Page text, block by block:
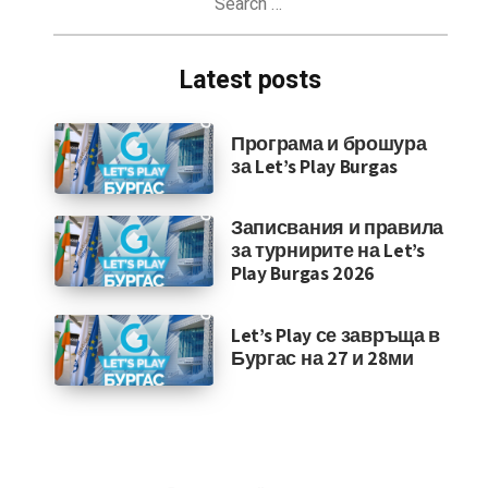
Latest posts
Програма и брошура
за Let’s Play Burgas
Записвания и правила
за турнирите на Let’s
Play Burgas 2026
Let’s Play се завръща в
Бургас на 27 и 28ми